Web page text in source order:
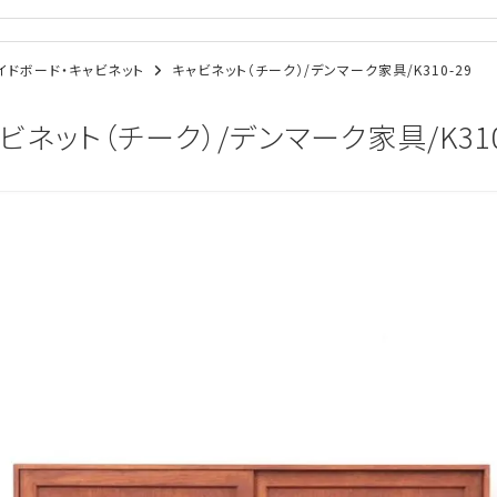
ボード・キャビネット キャビネット（チーク）/デンマーク家具/K310-29
ネット（チーク）/デンマーク家具/